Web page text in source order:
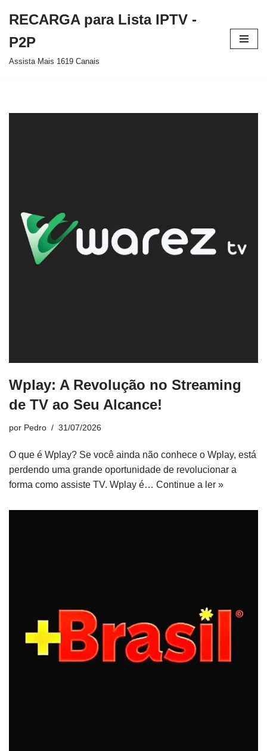
para
o
RECARGA para Lista IPTV -
P2P
Assista Mais 1619 Canais
Wplay: A Revolução no Streaming
de TV ao Seu Alcance!
por Pedro 31/07/2026
O que é Wplay? Se você ainda não conhece o Wplay, está
perdendo uma grande oportunidade de revolucionar a
forma como assiste TV. Wplay é… Continue a ler »